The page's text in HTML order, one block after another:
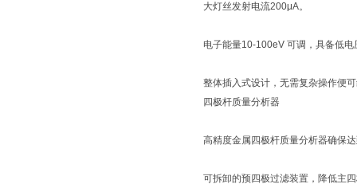
大灯丝发射电流200μA。
电子能量10-100eV 可调，具备低
整体插入式设计，无需复杂操作便
四极杆质量分析器
高精度金属四极杆质量分析器确保
可拆卸的预四极过滤装置，降低主